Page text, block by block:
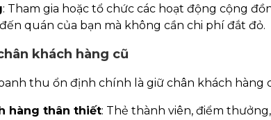
: Tham gia hoặc tổ chức các hoạt động cộng
quán của bạn mà không cần chi phí đắt đỏ.
khách hàng cũ
thu ổn định chính là giữ chân khách hàng
hàng thân thiết: Thẻ thành viên, điểm